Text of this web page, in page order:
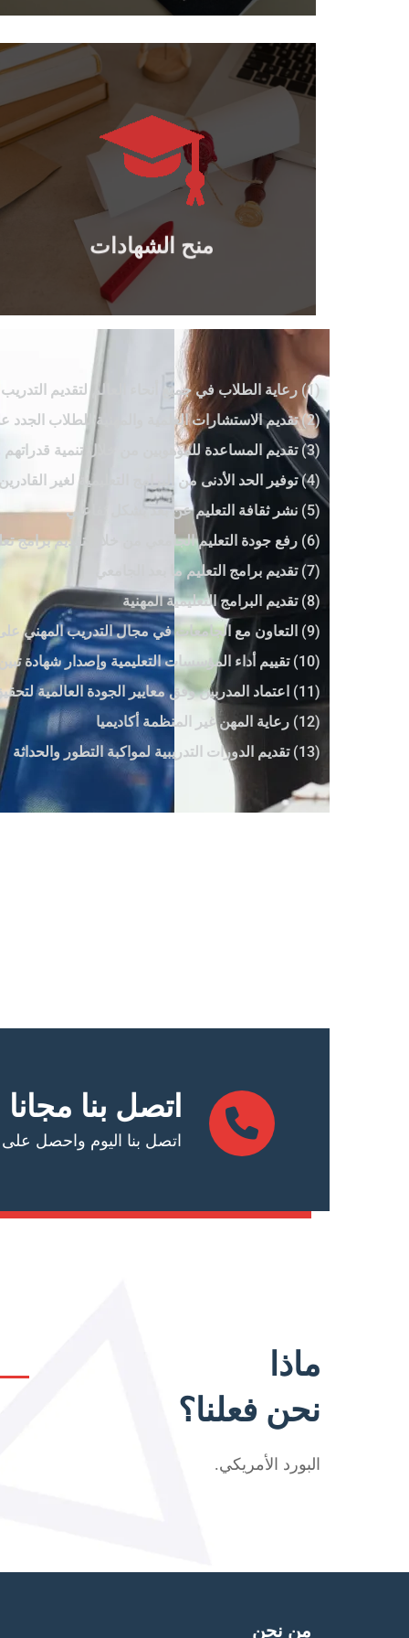
منح الشهادات
منح الشهادات
منح الدكتوراه والماجستير والبكالوريوس
والدبلومات المهنية الدولية..
يتعلم أكثر
(1) رعاية الطلاب في جميع أنحاء العالم لتقديم التدريب بعد التخرج
(2) تقديم الاستشارات العلمية والمهنية للطلاب الجدد على سوق العمل
(3) تقديم المساعدة للموهوبين من خلال تنمية قدراتهم وتنمية مهاراتهم
(4) توفير الحد الأدنى من البرامج التعليمية لغير القادرين على مواصلة تعليمهم بسبب الحرب أو النزوح القسري
(5) نشر ثقافة التعليم عن بعد بشكل تفاعلي
(6) رفع جودة التعليم الجامعي من خلال تقديم برامج تعليمية معتمدة من المجلس الأمريكي للتعليم
(7) تقديم برامج التعليم ما بعد الجامعي
(8) تقديم البرامج التعليمية المهنية
(9) التعاون مع الجامعات في مجال التدريب المهني على مستوى الماجستير والدكتوراه
(10) تقييم أداء المؤسسات التعليمية وإصدار شهادة تبين مستواها الأكاديمي وفق معايير الأداء
(11) اعتماد المدربين وفق معايير الجودة العالمية لتحقيق الاحترافية المطلوبة
(12) رعاية المهن غير المنظمة أكاديميا
(13) تقديم الدورات التدريبية لمواكبة التطور والحداثة
اتصل بنا مجانا
اتصل بنا اليوم واحصل على عرض
ماذا
نحن فعلنا؟
البورد الأمريكي.
من نحن